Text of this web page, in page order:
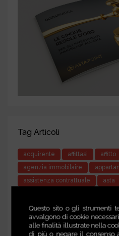
Tag Articoli
acquirente affittasi affitto
agenzia immobilaire
assistenza contrattuale
asta
casepontine
case pontine
compravendita
concordato
consulente immobiliare
Questo sito o gli strumenti
avvalgono di cookie
alle finalità illustrate nella
di più o negare il consenso